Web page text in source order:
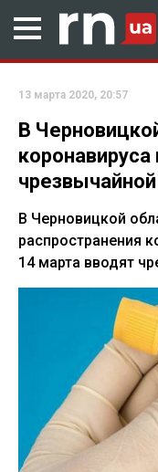
13 марта 2020, 20:57
В
В Черновицкой
распространения
14 марта вводят